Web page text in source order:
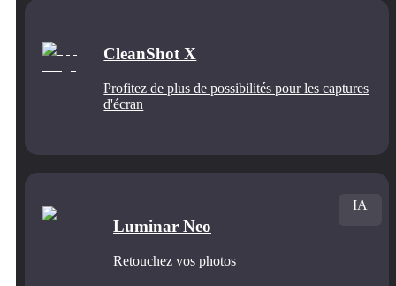
CleanShot X
Profitez de plus de possibilités pour les captures
d'écran
Luminar Neo
Retouchez vos photos
IA